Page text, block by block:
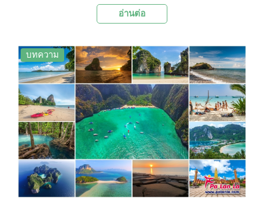
สภาพอากาศปกคลุมไปด้วยหมอกเกือบตลอดทั้งปี
สถานที่ท่องเที่ยวทางธรรมชาติมากมาย รวมถึงวัดวา
อารามหลายแห่งที่อยู่คู่บ้านคู่เมืองมาอย่างยาวนาน
โดยช่วงท่องเที่ยวที่ได้รับความนิยมมากที่สุดจะเป็น
ช่วงฤดูหนาวราวเดือนพฤศจิกายนถึงเดือนกุมภาพันธ์
ของทุกปี นักท่องเที่ยวนิยมมาสัมผัสอากาศหนาวและ
ชมทะเลหมอกที่มีความสวยงามติดอันดับต้นๆ ของ
ประเทศ โดยจุดหมายปลายทางยอดนิยมจะเป็น
อำเภอปาย ซึ่งเป็นอำเภอเล็กๆ ที่เงียบสงบแต่มี
เอกลักษณ์เฉพาะตัวจากวิถีชีวิตชุมชนที่เรียบง่าย มี
ทิวทัศน์ทางธรรมชาติที่สวยงาม และมีสะพาน
อ่านต่อ
บทความ